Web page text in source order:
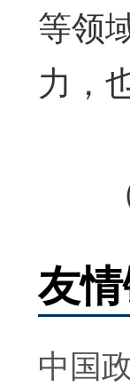
等领
力，
（
友
中国